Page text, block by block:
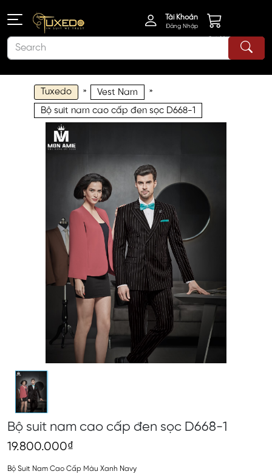
Tài Khoản
Đăng Nhập
Giỏ Hàng
Tuxedo » Vest Nam »
Bộ suit nam cao cấp đen sọc D668-1
Bộ suit nam cao cấp đen sọc D668-1
19.800.000₫
Bộ Suit Nam Cao Cấp Màu Xanh Navy